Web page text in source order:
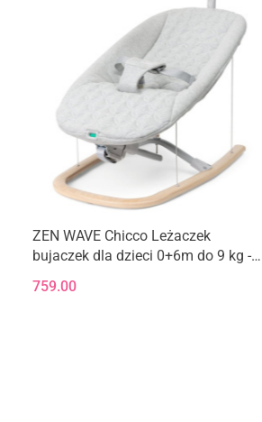
ZEN WAVE Chicco Leżaczek
bujaczek dla dzieci 0+6m do 9 kg -
759.00